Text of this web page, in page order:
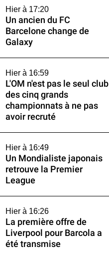
Hier à 17:20
Un ancien du FC
Barcelone change de
Galaxy
Hier à 16:59
L'OM n'est pas le seul club
des cinq grands
championnats à ne pas
avoir recruté
Hier à 16:49
Un Mondialiste japonais
retrouve la Premier
League
Hier à 16:26
La première offre de
Liverpool pour Barcola a
été transmise